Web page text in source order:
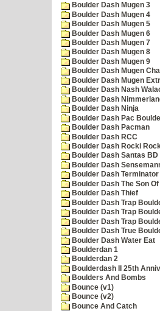
Boulder Dash Mugen 3
Boulder Dash Mugen 4
Boulder Dash Mugen 5
Boulder Dash Mugen 6
Boulder Dash Mugen 7
Boulder Dash Mugen 8
Boulder Dash Mugen 9
Boulder Dash Mugen
Boulder Dash Mugen
Boulder Dash Nash
Boulder Dash
Boulder Dash Ninja
Boulder Dash Pac
Boulder Dash Pacman
Boulder Dash RCC
Boulder Dash Rocki
Boulder Dash Santas
Boulder Dash
Boulder Dash
Boulder Dash The Son
Boulder Dash Thief
Boulder Dash Trap
Boulder Dash Trap
Boulder Dash Trap
Boulder Dash True
Boulder Dash Water Eat
Boulderdan 1
Boulderdan 2
Boulderdash II 25th
Boulders And Bombs
Bounce (v1)
Bounce (v2)
Bounce And Catch